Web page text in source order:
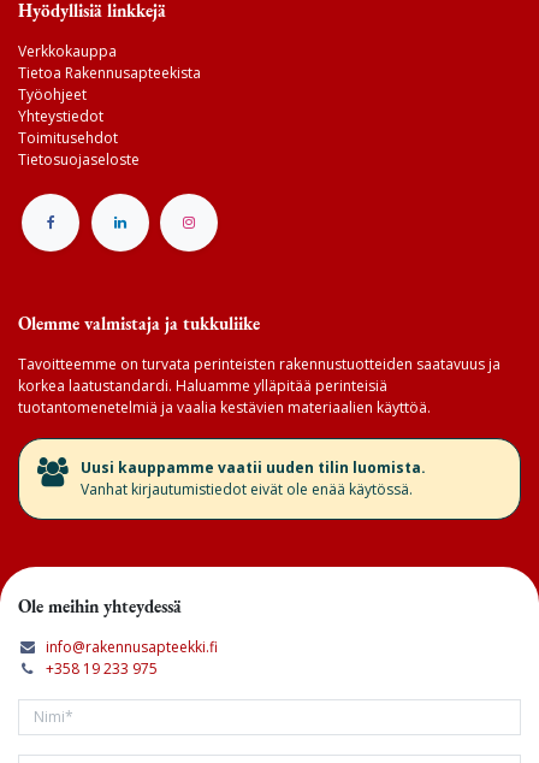
Hyödyllisiä linkkejä
Verkkokauppa
Tietoa Rakennusapteekista
Työohjeet
Yhteystiedot
Toimitusehdot
Tietosuojaseloste
Olemme valmistaja ja tukkuliike
Tavoitteemme on turvata perinteisten rakennustuotteiden saatavuus ja
korkea laatustandardi. Haluamme ylläpitää perinteisiä
tuotantomenetelmiä ja vaalia kestävien materiaalien käyttöä.
​Uusi kauppamme vaatii uuden tilin luomista.
Vanhat kirjautumistiedot eivät ole enää käytössä.
Ole meihin yhteydessä
info@rakennusapteekki.fi
+358 19 233 975